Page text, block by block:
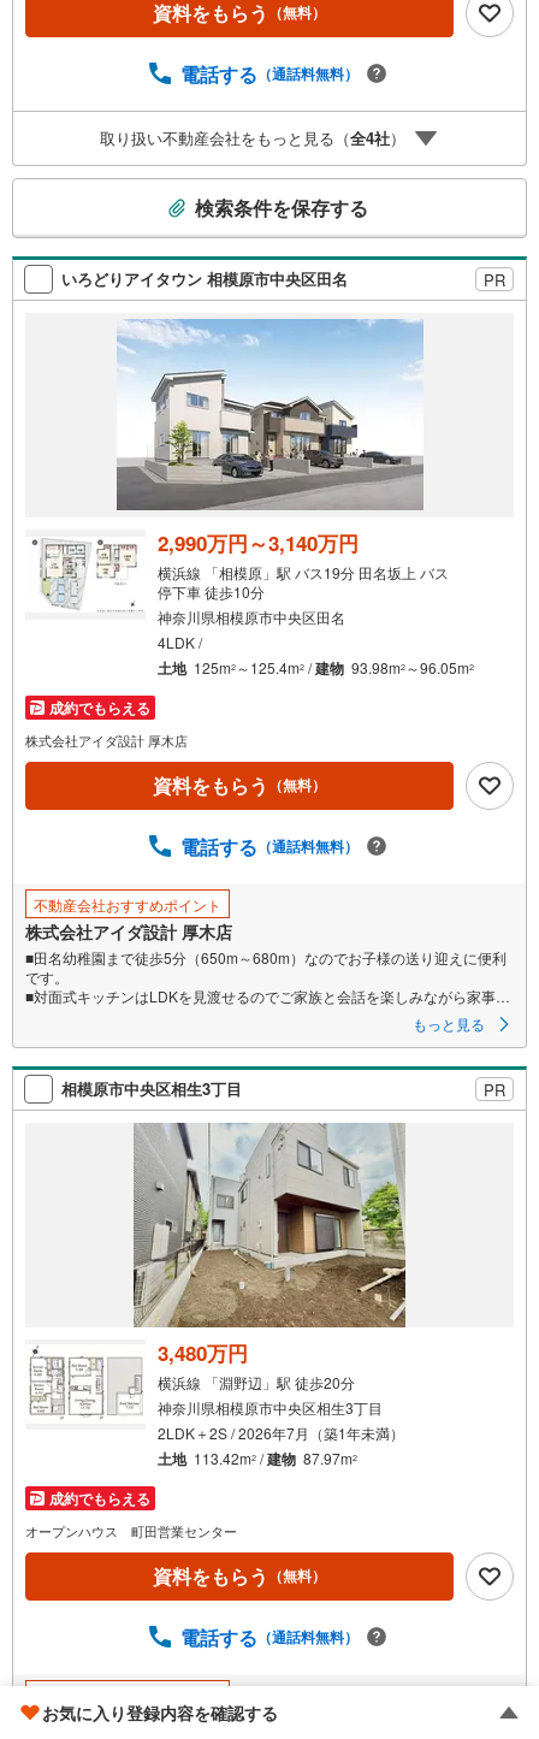
は特にお問い合わせが集中するため、お早めにお電話下さ
見学がスムーズです。■その他、各種ご相談も承っておりま
ン■住まいの広場TOWNSからお客様へ経験豊富なスタッフ
が親身になってお客様に合った物件をご紹介させて頂きま
す！ /他社様掲載物件も併せてご紹介可能ですのでお気軽に
お越しも大歓迎です！
資料をもらう （無料）
電話する （通話料無料）
取り扱い不動産会社をもっと見る（全4社）
検
索
条
イ
ペ
ー
ジ
検索条件を保存する
いろどりアイタウン 相模原市中央区田名 PR
2,990万円～3,140万円
横浜線 「相模原」駅 バス19分 田名坂上 バス
停下車 徒歩10分
神奈川県相模原市中央区田名
4LDK /
土地 125m2 ～125.4m2 /建物 93.98m2 ～96.05m2
成約でもらえる
株式会社アイダ設計 厚木店
資料をもらう （無料）
電話する （通話料無料）
不動産会社おすすめポイント
株式会社アイダ設計 厚木店
■田名幼稚園まで徒歩5分（650m～680m）なのでお子様の送り迎えに便利
です。
■対面式キッチンはLDKを見渡せるのでご家族と会話を楽しみながら家事を
もっと見る
相模原市中央区相生3丁目 PR
3,480万円
横浜線 「淵野辺」駅 徒歩20分
神奈川県相模原市中央区相生3丁目
2LDK＋2S / 2026年7月（築1年未満）
土地 113.42m2 /建物 87.97m2
成約でもらえる
オープンハウス 町田営業センター
資料をもらう （無料）
電話する （通話料無料）
オープンハウス 町田営業センター
お気に入り登録内容を確認する